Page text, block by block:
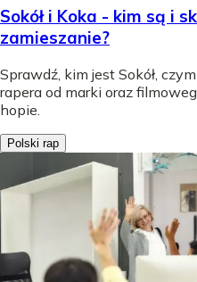
Sokół i Koka - kim są i
zamieszanie?
Sprawdź, kim jest Sokół,
rapera od marki oraz
hopie.
Polski rap